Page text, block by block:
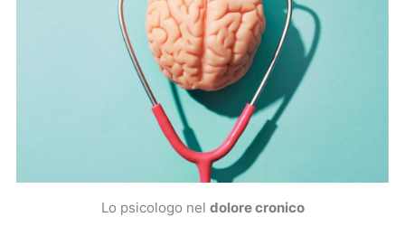
Lo psicologo nel dolore cronico